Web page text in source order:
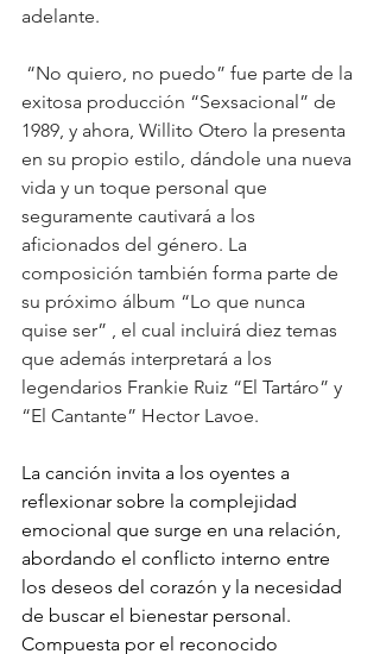
adelante.
“No quiero, no puedo” fue parte de la
exitosa producción “Sexsacional” de
1989, y ahora, Willito Otero la presenta
en su propio estilo, dándole una nueva
vida y un toque personal que
seguramente cautivará a los
aficionados del género. La
composición también forma parte de
su próximo álbum “Lo que nunca
quise ser” , el cual incluirá diez temas
que además interpretará a los
legendarios Frankie Ruiz “El Tartáro” y
“El Cantante” Hector Lavoe.
La canción invita a los oyentes a
reflexionar sobre la complejidad
emocional que surge en una relación,
abordando el conflicto interno entre
los deseos del corazón y la necesidad
de buscar el bienestar personal.
Compuesta por el reconocido